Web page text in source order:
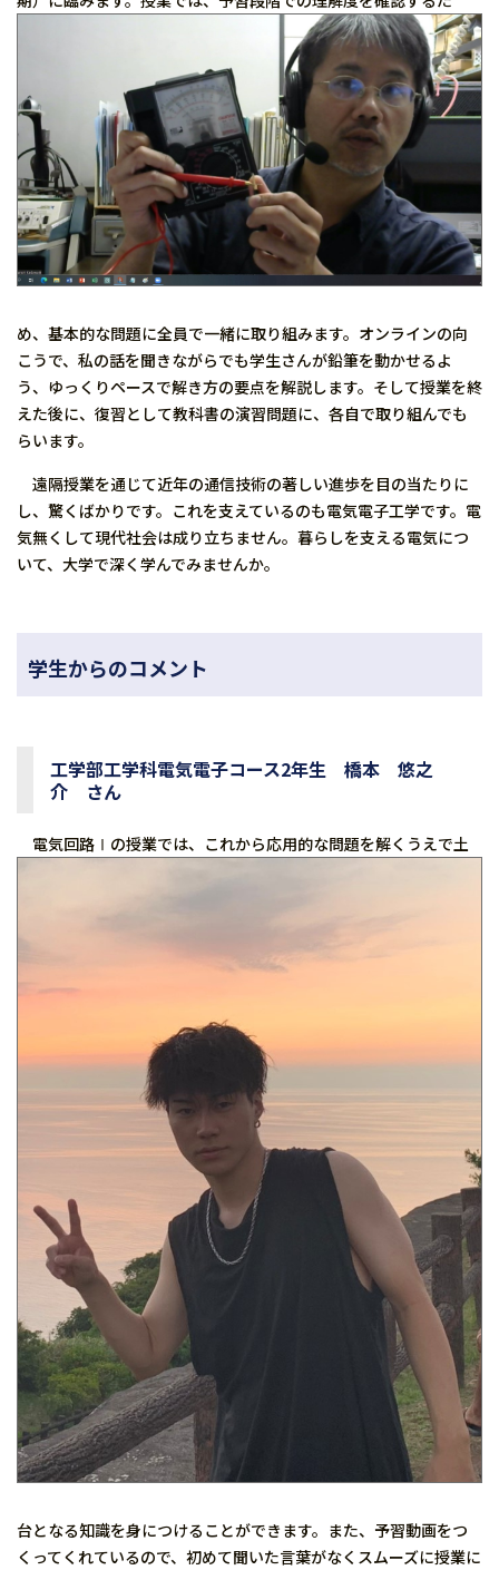
め、基本的な問題に全員で一緒に取り組みます。オンラインの向
こうで、私の話を聞きながらでも学生さんが鉛筆を動かせるよ
う、ゆっくりペースで解き方の要点を解説します。そして授業を終
えた後に、復習として教科書の演習問題に、各自で取り組んでも
らいます。
遠隔授業を通じて近年の通信技術の著しい進歩を目の当たりに
し、驚くばかりです。これを支えているのも電気電子工学です。電
気無くして現代社会は成り立ちません。暮らしを支える電気につ
いて、大学で深く学んでみませんか。
学生からのコメント
工学部工学科電気電子コース2年生 橋本 悠之
介 さん
電気回路Ⅰの授業では、これから応用的な問題を解くうえで土
台となる知識を身につけることができます。また、予習動画をつ
くってくれているので、初めて聞いた言葉がなくスムーズに授業に